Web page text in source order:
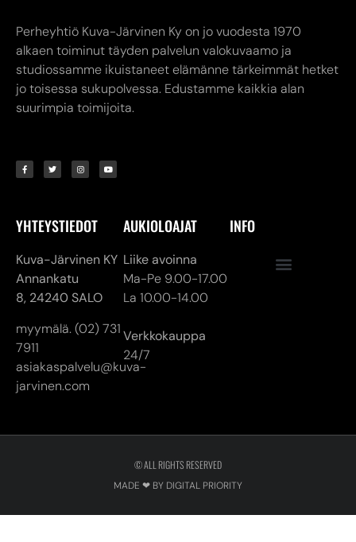
Perheyhtiö Kuva-Järvinen Ky on jo vuodesta 1970
alkaen toiminut täyden palvelun valokuvaamo ja
studiossamme ikuistaneet elämänne tärkeimmät hetket
jo toisessa sukupolvessa. Edustamme kaikkia alan
suurimpia toimijoita.
YHTEYSTIEDOT
Kuva-Järvinen KY
Annankatu
8, 24240 SALO
myymälä. (02) 731
7911
asiakaspalvelu@kuva-
jarvinen.com
AUKIOLOAJAT
Liike avoinna
Ma-Pe 9.00-17.00
La 10.00-14.00
Verkkokauppa
24/7
INFO
© ALL RIGHTS RESERVED
MADE ❤ BY DIGITAL PRIORITY